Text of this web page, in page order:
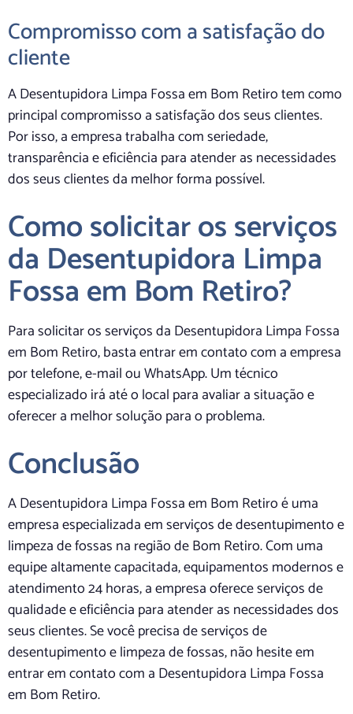
Compromisso com a satisfação do
cliente
A Desentupidora Limpa Fossa em Bom Retiro tem como
principal compromisso a satisfação dos seus clientes.
Por isso, a empresa trabalha com seriedade,
transparência e eficiência para atender as necessidades
dos seus clientes da melhor forma possível.
Como solicitar os serviços
da Desentupidora Limpa
Fossa em Bom Retiro?
Para solicitar os serviços da Desentupidora Limpa Fossa
em Bom Retiro, basta entrar em contato com a empresa
por telefone, e-mail ou WhatsApp. Um técnico
especializado irá até o local para avaliar a situação e
oferecer a melhor solução para o problema.
Conclusão
A Desentupidora Limpa Fossa em Bom Retiro é uma
empresa especializada em serviços de desentupimento e
limpeza de fossas na região de Bom Retiro. Com uma
equipe altamente capacitada, equipamentos modernos e
atendimento 24 horas, a empresa oferece serviços de
qualidade e eficiência para atender as necessidades dos
seus clientes. Se você precisa de serviços de
desentupimento e limpeza de fossas, não hesite em
entrar em contato com a Desentupidora Limpa Fossa
em Bom Retiro.